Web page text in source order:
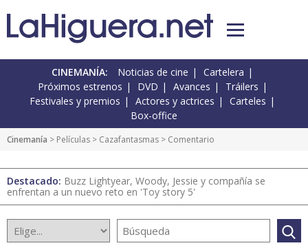
CINEMANÍA: Noticias de cine
Cartelera
Próximos estrenos
DVD Avances
Tráilers
Festivales y premios
Actores y actrices
Carteles
Box-office
Cinemanía > Películas > Cazafantasmas > Comentario
Destacado: Buzz Lightyear, Woody, Jessie y compañía se
enfrentan a un nuevo reto en 'Toy story 5'